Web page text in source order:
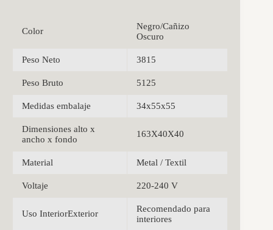
Color
Negro/Cañizo
Oscuro
Peso Neto 3815
Peso Bruto 5125
Medidas embalaje 34x55x55
Dimensiones alto x
ancho x fondo
163X40X40
Material Metal / Textil
Voltaje 220-240 V
Uso InteriorExterior
Recomendado para
interiores